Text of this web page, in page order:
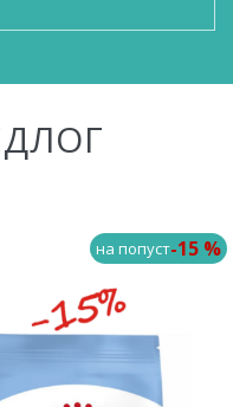
на попуст-15 %